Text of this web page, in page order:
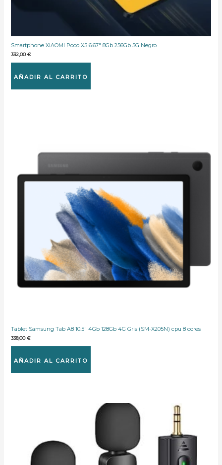
Smartphone XIAOMI Poco X5 6.67″ 8Gb 256Gb 5G Negro
332,00€
AÑADIR AL CARRITO
Tablet Samsung Tab A8 10.5″ 4Gb 128Gb 4G Gris (SM-X205N) cpu 8 cores
338,00€
AÑADIR AL CARRITO